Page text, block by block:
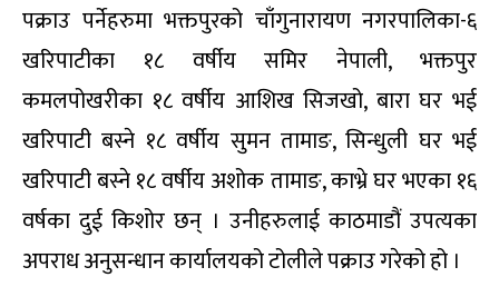
पक्राउ पर्नेहरुमा भक्तपुरको चाँगुनारायण नगरपालिका-६
खरिपाटीका १८ वर्षीय समिर नेपाली, भक्तपुर
कमलपोखरीका १८ वर्षीय आशिख सिजखो, बारा घर भई
खरिपाटी बस्ने १८ वर्षीय सुमन तामाङ, सिन्धुली घर भई
खरिपाटी बस्ने १८ वर्षीय अशोक तामाङ, काभ्रे घर भएका १६
वर्षका दुई किशोर छन् । उनीहरुलाई काठमाडौं उपत्यका
अपराध अनुसन्धान कार्यालयको टोलीले पक्राउ गरेको हो ।